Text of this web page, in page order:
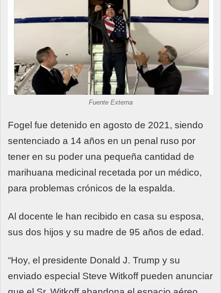
Fuente Externa
Fogel fue detenido en agosto de 2021, siendo
sentenciado a 14 años en un penal ruso por
tener en su poder una pequeña cantidad de
marihuana medicinal recetada por un médico,
para problemas crónicos de la espalda.
Al docente le han recibido en casa su esposa,
sus dos hijos y su madre de 95 años de edad.
“Hoy, el presidente Donald J. Trump y su
enviado especial Steve Witkoff pueden anunciar